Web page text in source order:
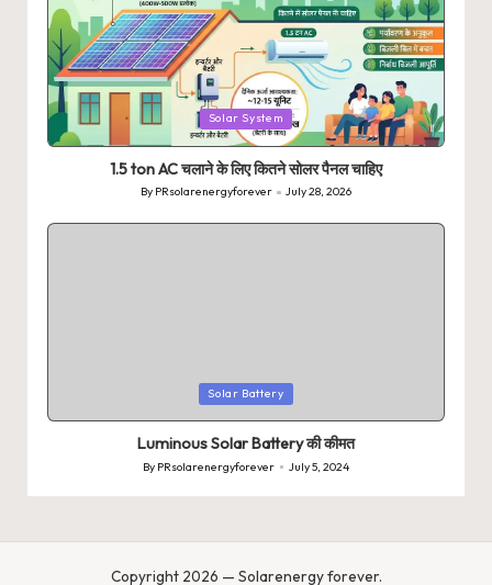
Posted
in
Solar System
1.5 ton AC चलाने के लिए कितने सोलर पैनल चाहिए
Posted
by
By PRsolarenergyforever July 28, 2026
Solar Battery
Luminous Solar Battery की कीमत
Posted
by
By PRsolarenergyforever July 5, 2024
Copyright 2026 — Solarenergy forever.